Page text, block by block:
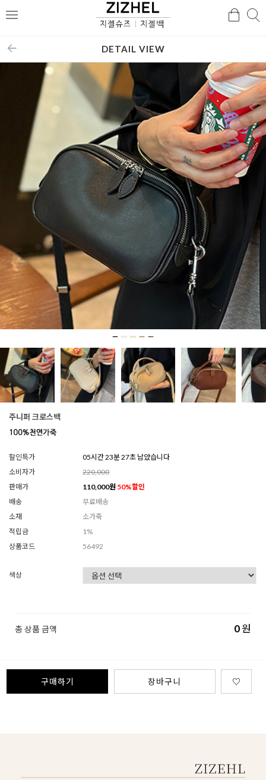
메
검
DETAIL VIEW
주니퍼 크로스백
할인특가
05시간 23분 24초 남았습니다
소비자가
220,000
판매가
110,000원 50%할인
배송
무료배송
소재
소가죽
적립금
1%
상품코드
56492
색상
총 상품 금액 0원
구매하기 장바구니 ♡